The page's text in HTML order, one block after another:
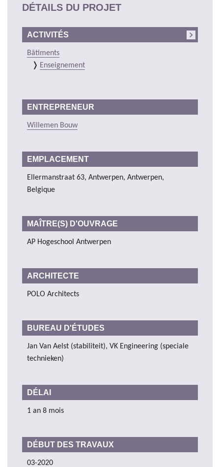
DÉTAILS DU PROJET
ACTIVITÉS
Bâtiments
Enseignement
ENTREPRENEUR
Willemen Bouw
EMPLACEMENT
Ellermanstraat 63, Antwerpen, Antwerpen,
Belgique
MAÎTRE(S) D'OUVRAGE
AP Hogeschool Antwerpen
ARCHITECTE
POLO Architects
BUREAU D'ÉTUDES
Jan Van Aelst (stabiliteit), VK Engineering (speciale
technieken)
DÉLAI
1 an 8 mois
DÉBUT DES TRAVAUX
03-2020